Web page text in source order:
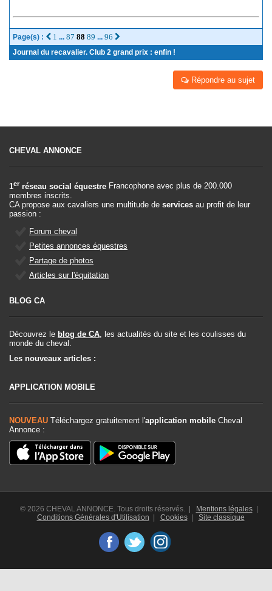
Page(s) : 1 ... 87 88 89 ... 96
Journal du recavalier. Club 2 grand prix : enfin !
Répondre au sujet
CHEVAL ANNONCE
1er réseau social équestre Francophone avec plus de 200.000
membres inscrits.
CA propose aux cavaliers une multitude de services au profit de leur
passion :
Forum cheval
Petites annonces équestres
Partage de photos
Articles sur l'équitation
BLOG CA
Découvrez le blog de CA , les actualités du site et les coulisses du
monde du cheval.
Les nouveaux articles :
APPLICATION MOBILE
NOUVEAU Téléchargez gratuitement l'application mobile Cheval
Annonce :
© 2026 CHEVAL ANNONCE. Tous droits réservés. | Mentions légales|
Conditions Générales d'Utilisation | Cookies| Site classique